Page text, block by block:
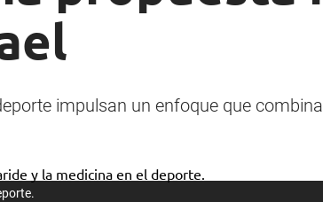
impulsan un enfoque que